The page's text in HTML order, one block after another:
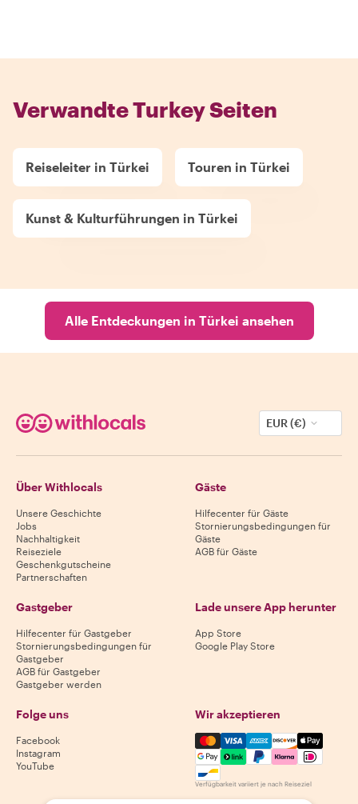
Verwandte Turkey Seiten
Reiseleiter in Türkei Touren in Türkei
Kunst & Kulturführungen in Türkei
Alle Entdeckungen in Türkei ansehen
EUR (€)
Über Withlocals
Unsere Geschichte
Jobs
Nachhaltigkeit
Reiseziele
Geschenkgutscheine
Partnerschaften
Gäste
Hilfecenter für Gäste
Stornierungsbedingungen für
Gäste
AGB für Gäste
Gastgeber
Hilfecenter für Gastgeber
Stornierungsbedingungen für
Gastgeber
AGB für Gastgeber
Gastgeber werden
Lade unsere App herunter
App Store
Google Play Store
Folge uns
Facebook
Instagram
YouTube
Wir akzeptieren
Mastercard, Visa, Amex,
Verfügbarkeit variiert je nach Reiseziel